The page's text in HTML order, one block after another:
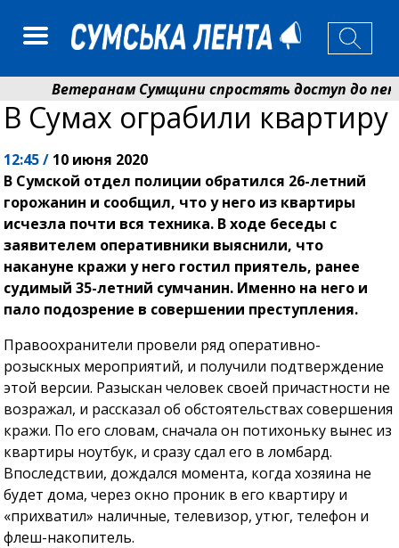
Ветеранам Сумщини спростять доступ до
Романько розширює програму відпочинку дітей
В Сумах ограбили квартиру
12:45 / 10 июня 2020
В Сумской отдел полиции обратился 26-летний
горожанин и сообщил, что у него из квартиры
исчезла почти вся техника. В ходе беседы с
заявителем оперативники выяснили, что
накануне кражи у него гостил приятель, ранее
судимый 35-летний сумчанин. Именно на него и
пало подозрение в совершении преступления.
Правоохранители провели ряд оперативно-
розыскных мероприятий, и получили подтверждение
этой версии. Разыскан человек своей причастности не
возражал, и рассказал об обстоятельствах совершения
кражи. По его словам, сначала он потихоньку вынес из
квартиры ноутбук, и сразу сдал его в ломбард.
Впоследствии, дождался момента, когда хозяина не
будет дома, через окно проник в его квартиру и
«прихватил» наличные, телевизор, утюг, телефон и
флеш-накопитель.